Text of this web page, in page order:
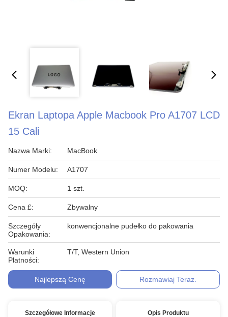
Ekran Laptopa Apple Macbook Pro A1707 LCD
15 Cali
Nazwa Marki: MacBook
Numer Modelu: A1707
MOQ: 1 szt.
Cena £: Zbywalny
Szczegóły
Opakowania:
konwencjonalne pudełko do pakowania
Warunki
Płatności:
T/T, Western Union
Najlepszą Cenę Rozmawiaj Teraz.
Szczegółowe Informacje Opis Produktu